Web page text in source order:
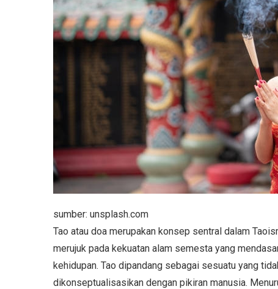
sumber: unsplash.com
Tao atau doa merupakan konsep sentral dalam
merujuk pada kekuatan alam semesta yang
kehidupan. Tao dipandang sebagai sesuatu yang
dikonseptualisasikan dengan pikiran manusia.